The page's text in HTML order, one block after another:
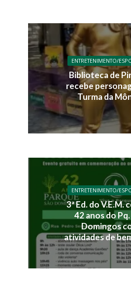
ENTRETENIMENTO/
Biblioteca de
recebe
Turma da
ENTRETENIMENTO/
3ª Ed. do V.E.M.
42 anos do
Domingos
atividades de